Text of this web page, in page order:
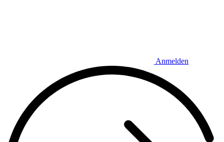
Anmelden